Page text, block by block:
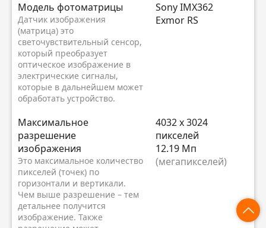
Модель фотоматрицы
Датчик изображения
(матрица) это
светочувствительный сенсор,
который преобразует
оптическое изображение в
электрические сигналы,
которые в дальнейшем может
обработать устройство.
Sony IMX362
Exmor RS
Максимальное
разрешение
изображения
Это максимальное количество
пикселей (точек) по
горизонтали и вертикали.
Чем выше разрешение – тем
детальнее получится
изображение. Также
4032 x 3024
пикселей
12.19 Мп
(мегапикселей)